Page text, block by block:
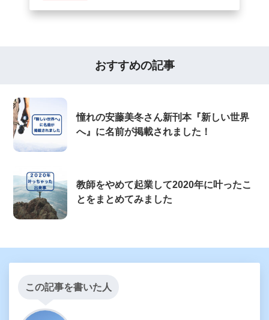
おすすめの記事
憧れの安藤美冬さん新刊本『新しい世界
へ』に名前が掲載されました！
教師をやめて起業して2020年に叶ったこ
とをまとめてみました
この記事を書いた人